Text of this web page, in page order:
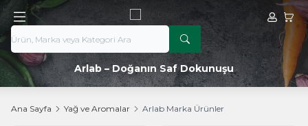
Hesabım
Arlab – Doğanın Saf Dokunuşu
Ana Sayfa Yağ ve Aromalar Arlab Marka Ürünler